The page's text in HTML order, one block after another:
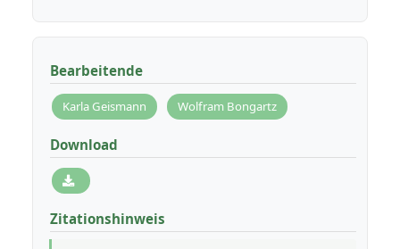
Bearbeitende
Karla Geismann Wolfram Bongartz
Download
Zitationshinweis